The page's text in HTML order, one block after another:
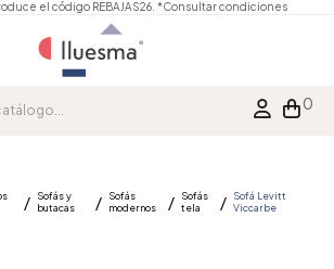
el código REBAJAS26. *Consultar condiciones
0
Sofás y
butacas
Sofás
modernos
Sofás
tela
Sofá Levitt
Viccarbe